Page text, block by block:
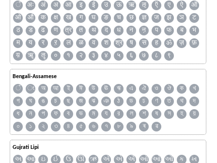
ँ अः अं अ आ इ ई उ ऊ ऋ ऌ ऍ ए ऐ
ऑ
ओ
औ क क्ष ख ग घ ङ च छ ज्ञ ज झ ञ
ट
ठ
ड ढ ण त्र त थ द ध न ऩ प फ ब
भ
म
य र ऱ ल ळ व श श्र ष स ह ॐ ज़
फ़
य़
ॠ ॡ ० १ २ ३ ४ ५ ६ ७ ८ ९
Bengali-Assamese
ঁ ং অ আ ই ঈ উ ঊ ঋ এ ঐ ও ঔ ক
খ
গ
ঘ ঙ চ ছ জ ঝ ঞ ঠ ড ঢ ণ ত থ
দ
ধ
ন প ফ ব ভ ম য র ল শ ষ স হ
য়
০
১ ২ ৩ ৪ ৫ ৬ ৭ ৮ ৯ ৰ ৱ
Gujrati Lipi
અ આ ઇ ઈ ઉ ઊ ઋ ઍ એ ઐ ઑ ઓ ઔ ક
ખ